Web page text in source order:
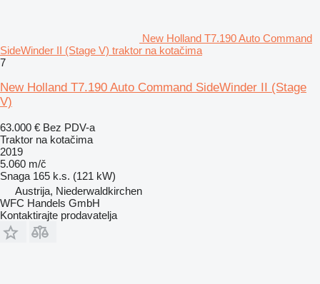
New Holland T7.190 Auto Command
SideWinder II (Stage V) traktor na kotačima
7
New Holland T7.190 Auto Command SideWinder II (Stage
V)
63.000 € Bez PDV-a
Traktor na kotačima
2019
5.060 m/č
Snaga 165 k.s. (121 kW)
Austrija, Niederwaldkirchen
WFC Handels GmbH
Kontaktirajte prodavatelja